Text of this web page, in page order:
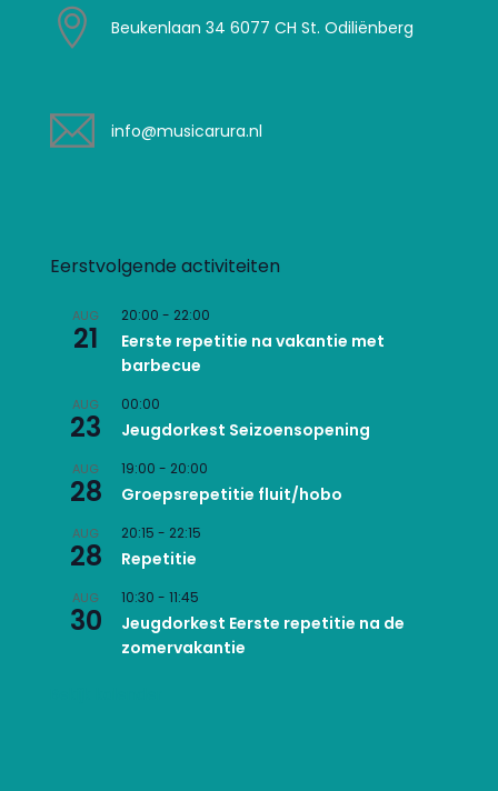
Beukenlaan 34 6077 CH St. Odiliënberg
info@musicarura.nl
Eerstvolgende activiteiten
AUG
21
20:00 - 22:00
Eerste repetitie na vakantie met
barbecue
AUG
23
00:00
Jeugdorkest Seizoensopening
AUG
28
19:00 - 20:00
Groepsrepetitie fluit/hobo
AUG
28
20:15 - 22:15
Repetitie
AUG
30
10:30 - 11:45
Jeugdorkest Eerste repetitie na de
zomervakantie